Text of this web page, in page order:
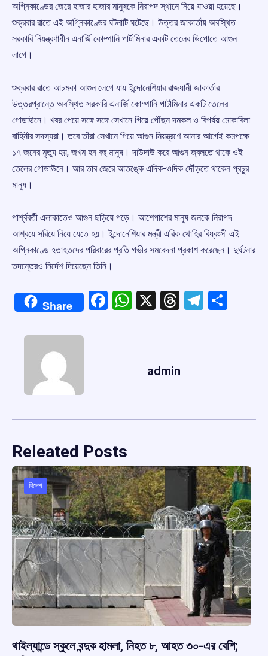
অগ্নিকাণ্ডের জেরে হাজার হাজার মানুষকে নিরাপদ স্থানে নিয়ে যাওয়া হয়েছে।
শুক্রবার রাতে এই অগ্নিকাণ্ডের ঘটনাটি ঘটেছে। উত্তর জাকার্তায় অবস্থিত
সরকারি নিয়ন্ত্রণাধীন এনার্জি কোম্পানি পার্টামিনার একটি তেলের ডিপোতে আগুন
লাগে।
শুক্রবার রাতে আচমকা আগুন লেগে যায় ইন্দোনেশিয়ার রাজধানী জাকার্তার
উত্তরপ্রান্তে অবস্থিত সরকারি এনার্জি কোম্পানি পার্টামিনার একটি তেলের
গোডাউনে। খবর পেয়ে সঙ্গে সঙ্গে সেখানে গিয়ে পৌঁছন দমকল ও বিপর্যয় মোকাবিলা
বাহিনীর সদস্যরা। তবে তাঁরা সেখানে গিয়ে আগুন নিয়ন্ত্রণে আনার আগেই কমপক্ষে
১৭ জনের মৃত্যু হয়, জখম হন বহু মানুষ। দাউদাউ করে আগুন জ্বলতে থাকে ওই
তেলের গোডাউনে। আর তার জেরে আতঙ্কে এদিক-ওদিক দৌঁড়তে থাকেন প্রচুর
মানুষ।
পার্শ্ববর্তী এলাকাতেও আগুন ছড়িয়ে পড়ে। আশেপাশের মানুষ জনকে নিরাপদ
আশ্রয়ে সরিয়ে নিয়ে যেতে হয়। ইন্দোনেশিয়ার মন্ত্রী এরিক থোহির বিধ্বংসী এই
অগ্নিকাণ্ডে হতাহতদের পরিবারের প্রতি গভীর সমবেদনা প্রকাশ করেছেন। দুর্ঘটনার
তদন্তেরও নির্দেশ দিয়েছেন তিনি।
Share Facebook
WhatsApp
X Threads
admin
Releated Posts
বিদেশ
থাইল্যান্ডে স্কুলে বন্দুক হামলা, নিহত ৮, আহত ৩০-এর বেশি;